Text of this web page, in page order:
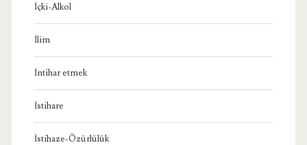
İçki-Alkol
İlim
İntihar etmek
İstihare
İstihaze-Özürlülük